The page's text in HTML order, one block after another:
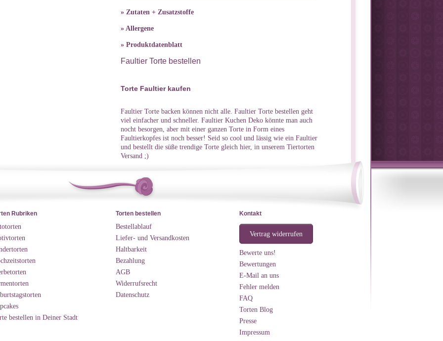
» Zutaten + Zusatzstoffe
» Allergene
» Produktdatenblatt
Faultier Torte bestellen
Torte Faultier kaufen
Faultier Torte backen können nicht alle. Faultier Torte bestellen geht
viel einfacher und schneller. Faultier Kuchen Deko könnte man auch
nocht besorgen, aber mit einer ganzen Torte in Form eines
Faultierkopfes ist noch besser! Seid so cool und lässig wie ein Faultier
und bestellt die süße trendige Torte gleich hier, in unserem Tiertorten
Versand ;)
Rubriken
bestellen in Deiner Stadt
Torten bestellen
Bestellablauf
Liefer- und Versandkosten
Haltbarkeit
Bezahlung
AGB
Widerrufsrecht
Datenschutz
Kontakt
Vertrag widerrufen
Bewerte uns!
Bewertungen
E-Mail an uns
Fehler melden
FAQ
Torten Blog
Presse
Impressum